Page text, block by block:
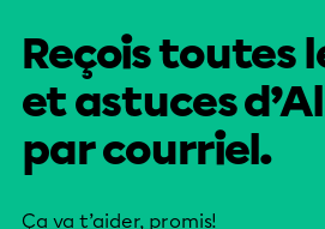
Reçois toutes
et astuces
par courriel.
Ça va t’aider, promis!